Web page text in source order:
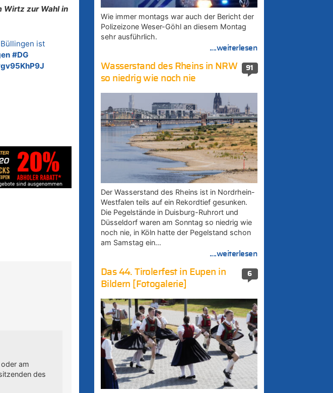
Wirtz zur Wahl in
ist
#DG
am
des
Wie immer montags war auch der Bericht der
Polizeizone Weser-Göhl an diesem Montag
sehr ausführlich.
....weiterlesen
91
Wasserstand des Rheins in NRW
so niedrig wie noch nie
Der Wasserstand des Rheins ist in Nordrhein-
Westfalen teils auf ein Rekordtief gesunken.
Die Pegelstände in Duisburg-Ruhrort und
Düsseldorf waren am Sonntag so niedrig wie
noch nie, in Köln hatte der Pegelstand schon
am Samstag ein…
....weiterlesen
6
Das 44. Tirolerfest in Eupen in
Bildern [Fotogalerie]